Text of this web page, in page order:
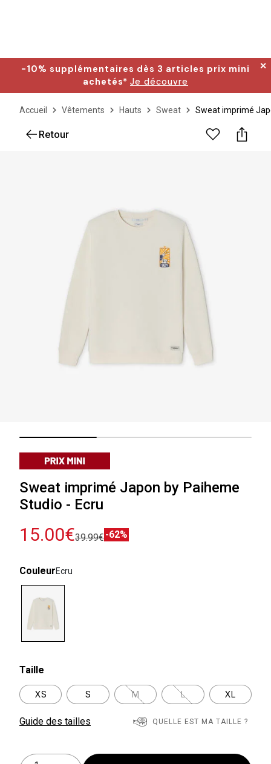
-10% supplémentaires dès 3 articles prix mini
achetés* Je découvre
✕
Accueil Vêtements Hauts Sweat Sweat imprimé
Retour
Sweat imprimé Japon by Paiheme
Studio - Ecru
15.00€39.99€-62%
CouleurEcru
Taille
XS S M L XL
Guide des tailles QUELLE EST MA TAILLE ?